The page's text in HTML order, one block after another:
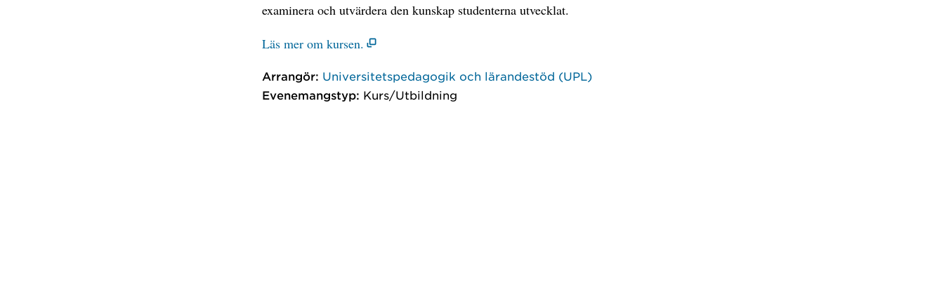
examinera och utvärdera den kunskap studenterna utvecklat.
Läs mer om kursen.
Arrangör: Universitetspedagogik och lärandestöd (UPL)
Evenemangstyp: Kurs/Utbildning